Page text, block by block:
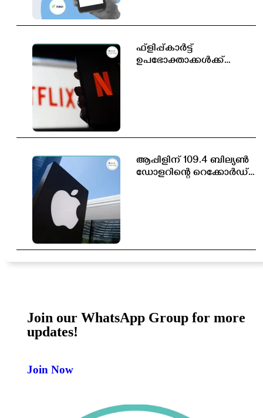
ഫ്ളിപ്പ്കാർട്ട്
ഉപഭോക്താക്കൾക്ക്
ആപ്പിളിന് 109.4 ബില്യൺ
ഡോളറിന്റെ റെക്കോർഡ്
Join our WhatsApp Group for more
updates!
Join Now